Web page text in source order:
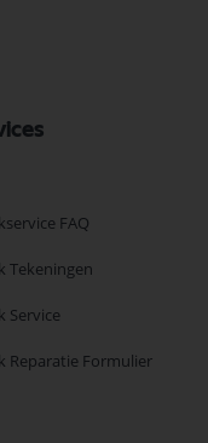
FAQ
Tekeningen
Service
Reparatie Formulier